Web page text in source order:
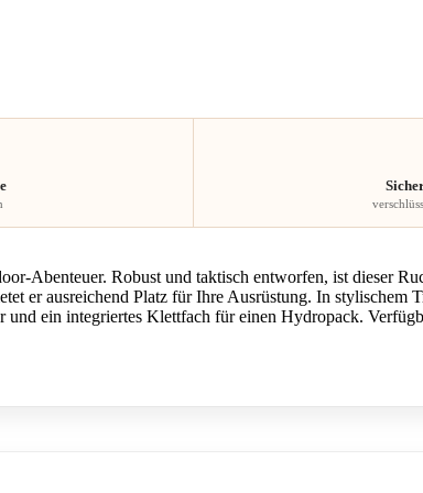
Abenteuer. Robust und taktisch entworfen, ist dieser
er ausreichend Platz für Ihre Ausrüstung. In stylischem
ein integriertes Klettfach für einen Hydropack.